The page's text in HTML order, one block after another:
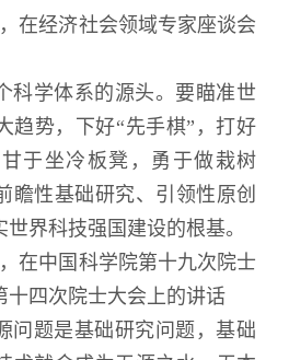
经济社会领域专家座谈会
学体系的源头。要瞄准世
趋势，下好“先手棋”，打好
于坐冷板凳，勇于做栽树
瞻性基础研究、引领性原创
界科技强国建设的根基。
中国科学院第十九次院士
十四次院士大会上的讲话
题是基础研究问题，基础